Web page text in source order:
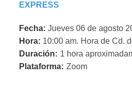
EXPRESS
Fecha: Jueves 06 de agosto
Hora: 10:00 am. Hora de Cd.
Duración: 1 hora
Plataforma: Zoom